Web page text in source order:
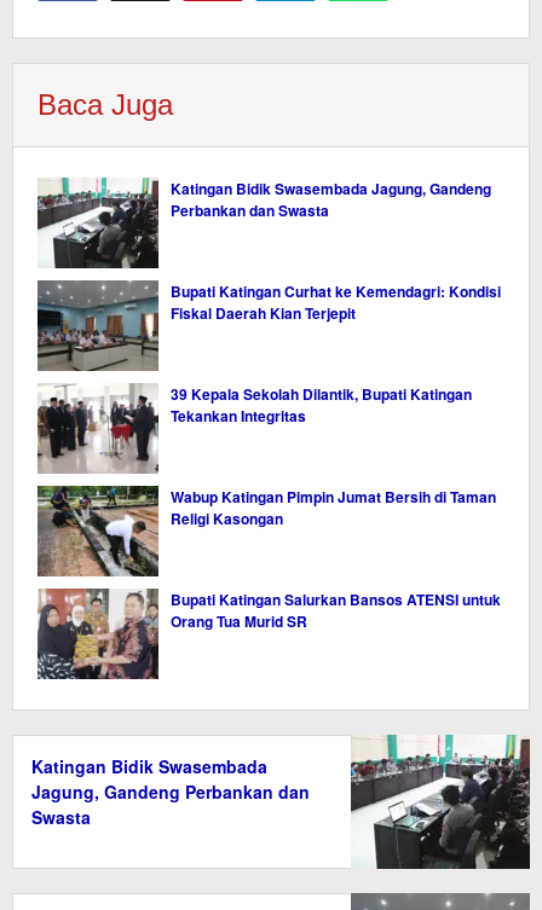
Baca Juga
Katingan Bidik Swasembada Jagung, Gandeng
Perbankan dan Swasta
Bupati Katingan Curhat ke Kemendagri: Kondisi
Fiskal Daerah Kian Terjepit
39 Kepala Sekolah Dilantik, Bupati Katingan
Tekankan Integritas
Wabup Katingan Pimpin Jumat Bersih di Taman
Religi Kasongan
Bupati Katingan Salurkan Bansos ATENSI untuk
Orang Tua Murid SR
Katingan Bidik Swasembada
Jagung, Gandeng Perbankan dan
Swasta